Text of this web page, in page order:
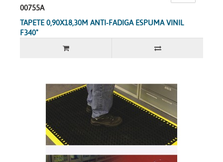
00755A
TAPETE 0,90X18,30M ANTI-FADIGA ESPUMA VINIL
F340"